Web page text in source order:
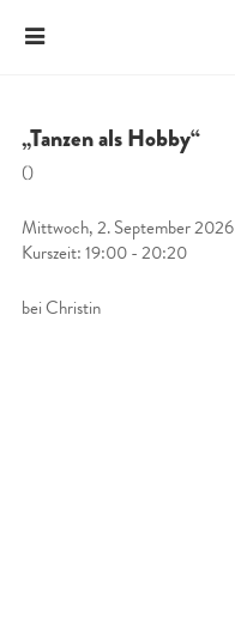
„Tanzen als Hobby“
()
Mittwoch, 2. September 2026
Kurszeit: 19:00 - 20:20
bei Christin